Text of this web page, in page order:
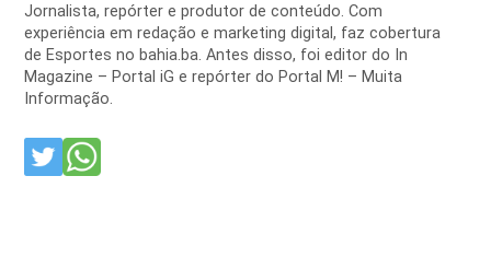
Jornalista, repórter e produtor de conteúdo. Com
experiência em redação e marketing digital, faz cobertura
de Esportes no bahia.ba. Antes disso, foi editor do In
Magazine – Portal iG e repórter do Portal M! – Muita
Informação.